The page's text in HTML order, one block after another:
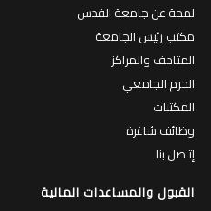
لمحة عن جامعة القدس
مكتب رئيس الجامعة
المتاحف والمراكز
الحرم الجامعي
المكتبات
وظائف شاغرة
إتـصل بنا
القبول والمساعدات المالية